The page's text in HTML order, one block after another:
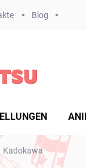
Blog
Kadokawa